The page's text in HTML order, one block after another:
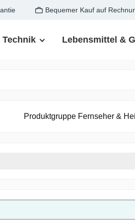
Bequemer Kauf auf
Lebensmittel &
Produktgruppe Fernseher &